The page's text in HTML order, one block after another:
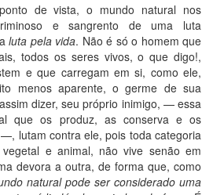
de vista, o mundo natural nos
e sangrento de uma luta
luta pela vida. Não é só o homem que
todos os seres vivos, o que digo!,
e que carregam em si, como ele,
menos aparente, o germe de sua
dizer, seu próprio inimigo, — essa
que os produz, as conserva e os
lutam contra ele, pois toda categoria
e animal, não vive senão em
devora a outra, de forma que, como
natural pode ser considerado uma